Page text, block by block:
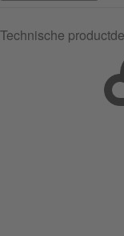
Technische